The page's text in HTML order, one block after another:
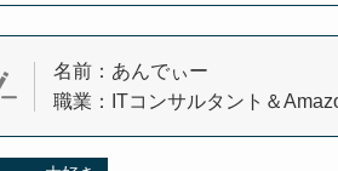
名前：あんでぃー
職業：ITコンサルタント＆